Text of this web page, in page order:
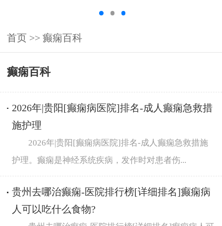
首页 >> 癫痫百科
癫痫百科
2026年|贵阳[癫痫病医院]排名-成人癫痫急救措
施护理
2026年|贵阳[癫痫病医院]排名-成人癫痫急救措施
护理。癫痫是神经系统疾病，发作时对患者伤...
贵州去哪治癫痫-医院排行榜[详细排名]癫痫病
人可以吃什么食物?